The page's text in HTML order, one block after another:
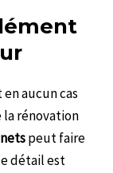
aucun cas
la rénovation
peut faire
détail est